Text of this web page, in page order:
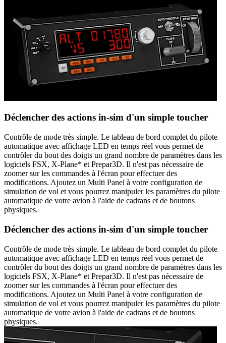
Déclencher des actions in-sim d'un simple toucher
Contrôle de mode très simple. Le tableau de bord complet du pilote
automatique avec affichage LED en temps réel vous permet de
contrôler du bout des doigts un grand nombre de paramètres dans les
logiciels FSX, X-Plane* et Prepar3D. Il n'est pas nécessaire de
zoomer sur les commandes à l'écran pour effectuer des
modifications. Ajoutez un Multi Panel à votre configuration de
simulation de vol et vous pourrez manipuler les paramètres du pilote
automatique de votre avion à l'aide de cadrans et de boutons
physiques.
Déclencher des actions in-sim d'un simple toucher
Contrôle de mode très simple. Le tableau de bord complet du pilote
automatique avec affichage LED en temps réel vous permet de
contrôler du bout des doigts un grand nombre de paramètres dans les
logiciels FSX, X-Plane* et Prepar3D. Il n'est pas nécessaire de
zoomer sur les commandes à l'écran pour effectuer des
modifications. Ajoutez un Multi Panel à votre configuration de
simulation de vol et vous pourrez manipuler les paramètres du pilote
automatique de votre avion à l'aide de cadrans et de boutons
physiques.